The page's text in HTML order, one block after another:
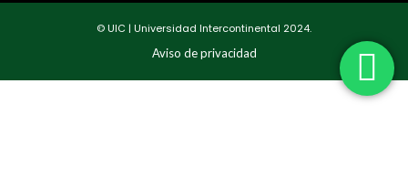
© UIC | Universidad Intercontinental 2024.
Aviso de privacidad